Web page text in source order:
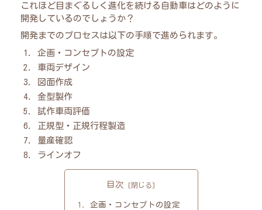
これほど目まぐるしく進化を続ける自動車はどのように
開発しているのでしょうか？
開発までのプロセスは以下の手順で進められます。
企画・コンセプトの設定
車両デザイン
図面作成
金型製作
試作車両評価
正規型・正規行程製造
量産確認
ラインオフ
目次
企画・コンセプトの設定